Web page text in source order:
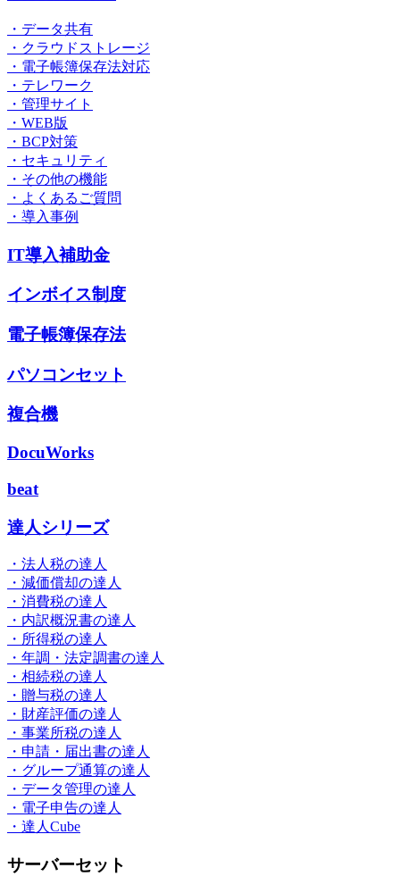
・データ共有
・クラウドストレージ
・電子帳簿保存法対応
・テレワーク
・管理サイト
・WEB版
・BCP対策
・セキュリティ
・その他の機能
・よくあるご質問
・導入事例
IT導入補助金
インボイス制度
電子帳簿保存法
パソコンセット
複合機
DocuWorks
beat
達人シリーズ
・法人税の達人
・減価償却の達人
・消費税の達人
・内訳概況書の達人
・所得税の達人
・年調・法定調書の達人
・相続税の達人
・贈与税の達人
・財産評価の達人
・事業所税の達人
・申請・届出書の達人
・グループ通算の達人
・データ管理の達人
・電子申告の達人
・達人Cube
サーバーセット